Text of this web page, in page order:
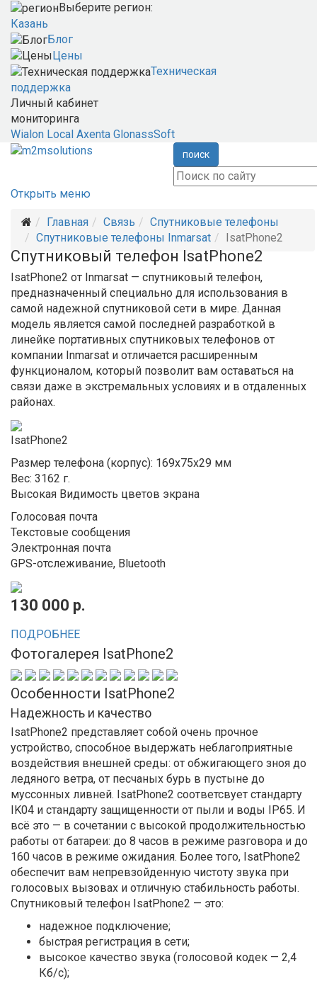
Выберите регион:
Казань
Блог
Цены
Техническая
поддержка
Личный кабинет
мониторинга
Wialon Local Axenta GlonassSoft
поиск
Открыть меню
Главная Связь
Спутниковые телефоны
Спутниковые телефоны Inmarsat
IsatPhone2
Спутниковый телефон IsatPhone2
IsatPhone2 от Inmarsat — спутниковый телефон,
предназначенный специально для использования в
самой надежной спутниковой сети в мире. Данная
модель является самой последней разработкой в
линейке портативных спутниковых телефонов от
компании Inmarsat и отличается расширенным
функционалом, который позволит вам оставаться на
связи даже в экстремальных условиях и в отдаленных
районах.
IsatPhone2
Размер телефона (корпус): 169x75x29 мм
Вес: 3162 г.
Высокая Видимость цветов экрана
Голосовая почта
Текстовые сообщения
Электронная почта
GPS-отслеживание, Bluetooth
130 000 р.
ПОДРОБНЕЕ
Фотогалерея IsatPhone2
Особенности IsatPhone2
Надежность и качество
IsatPhone2 представляет собой очень прочное
устройство, способное выдержать неблагоприятные
воздействия внешней среды: от обжигающего зноя до
ледяного ветра, от песчаных бурь в пустыне до
муссонных ливней. IsatPhone2 соответсвует стандарту
IK04 и стандарту защищенности от пыли и воды IP65. И
всё это — в сочетании с высокой продолжительностью
работы от батареи: до 8 часов в режиме разговора и до
160 часов в режиме ожидания. Более того, IsatPhone2
обеспечит вам непревзойденную чистоту звука при
голосовых вызовах и отличную стабильность работы.
Спутниковый телефон IsatPhone2 — это:
надежное подключение;
быстрая регистрация в сети;
высокое качество звука (голосовой кодек — 2,4
Кб/с);